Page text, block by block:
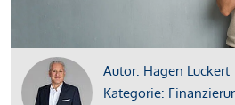
Autor: Hagen Luckert
Kategorie: